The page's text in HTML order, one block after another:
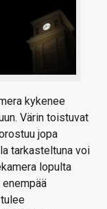
kykenee
Värin toistuvat
jopa
tarkasteltuna voi
lopulta
enempää